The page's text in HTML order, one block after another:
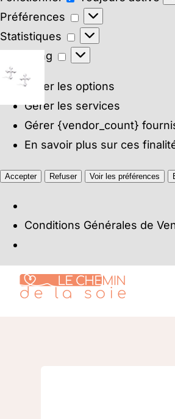
Préférences
Préférences
Statistiques
Statistiques
Marketing
Marketing
Gérer les options
Gérer les services
Gérer {vendor_count}
En savoir plus sur ces
Accepter Refuser Voir les préférences
Conditions Générales de
Passer